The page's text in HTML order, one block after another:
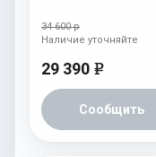
34 600 р
29 390 e
Сообщить
Наличие уточняйте